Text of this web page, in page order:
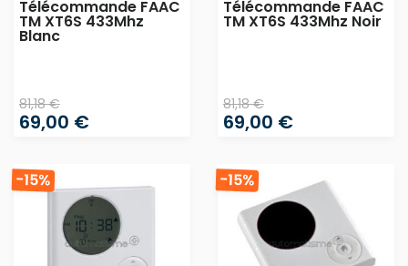
Télécommande FAAC
TM XT6S 433Mhz
Blanc
81,18 €
69,00 €
Télécommande FAAC
TM XT6S 433Mhz Noir
81,18 €
69,00 €
-15% -15%